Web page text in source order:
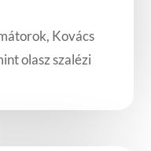
Kovács
olasz szalézi